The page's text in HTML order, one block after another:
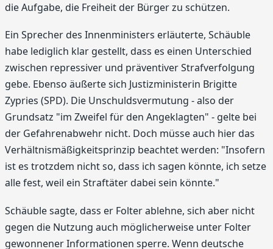
die Aufgabe, die Freiheit der Bürger zu schützen.
Ein Sprecher des Innenministers erläuterte, Schäuble
habe lediglich klar gestellt, dass es einen Unterschied
zwischen repressiver und präventiver Strafverfolgung
gebe. Ebenso äußerte sich Justizministerin Brigitte
Zypries (SPD). Die Unschuldsvermutung - also der
Grundsatz "im Zweifel für den Angeklagten" - gelte bei
der Gefahrenabwehr nicht. Doch müsse auch hier das
Verhältnismäßigkeitsprinzip beachtet werden: "Insofern
ist es trotzdem nicht so, dass ich sagen könnte, ich setze
alle fest, weil ein Straftäter dabei sein könnte."
Schäuble sagte, dass er Folter ablehne, sich aber nicht
gegen die Nutzung auch möglicherweise unter Folter
gewonnener Informationen sperre. Wenn deutsche